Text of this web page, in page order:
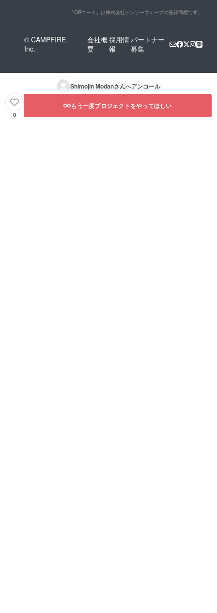
「QRコード」は株式会社デンソーウェーブの登録商標です。
© CAMPFIRE,
Inc.
会社概
要
採用情
報
パートナー
募集
Shimojin Modanさんへアンコール
0
もう一度プロジェクトをやってほしい